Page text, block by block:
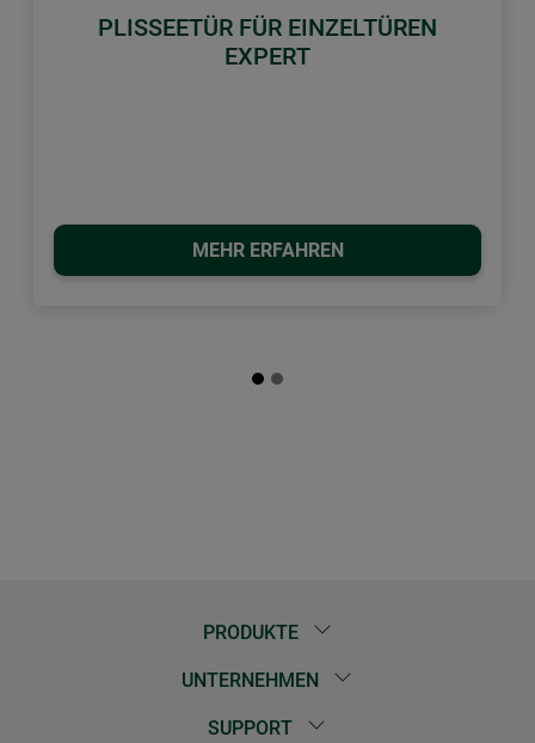
PLISSEETÜR FÜR EINZELTÜREN
EXPERT
MEHR ERFAHREN
PRODUKTE
UNTERNEHMEN
SUPPORT